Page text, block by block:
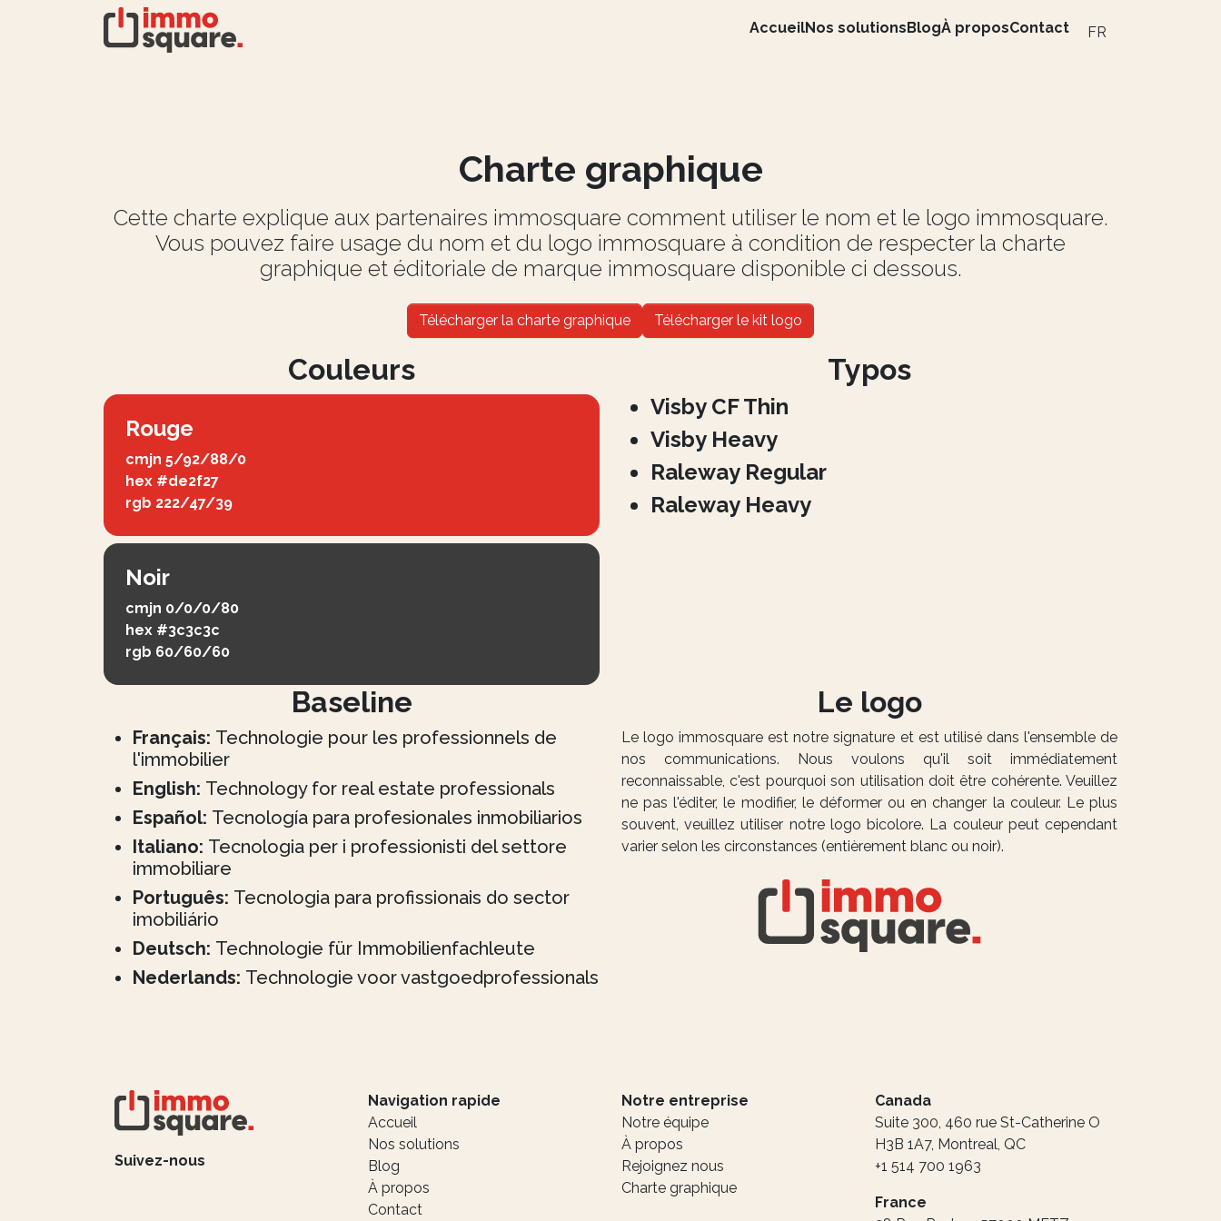
AccueilNos solutionsBlogÀ proposContact FR
Charte graphique
Cette charte explique aux partenaires immosquare comment utiliser le nom et le logo immosquare.
Vous pouvez faire usage du nom et du logo immosquare à condition de respecter la charte
graphique et éditoriale de marque immosquare disponible ci dessous.
Télécharger la charte graphique Télécharger le kit logo
Couleurs
Rouge
cmjn 5/92/88/0
hex #de2f27
rgb 222/47/39
Noir
cmjn 0/0/0/80
hex #3c3c3c
rgb 60/60/60
Typos
Visby CF Thin
Visby Heavy
Raleway Regular
Raleway Heavy
Baseline
Français: Technologie pour les professionnels de
l'immobilier
English: Technology for real estate professionals
Español: Tecnología para profesionales inmobiliarios
Italiano: Tecnologia per i professionisti del settore
immobiliare
Português: Tecnologia para profissionais do sector
imobiliário
Deutsch: Technologie für Immobilienfachleute
Nederlands: Technologie voor vastgoedprofessionals
Le logo
Le logo immosquare est notre signature et est utilisé dans l'ensemble de
nos communications. Nous voulons qu'il soit immédiatement
reconnaissable, c'est pourquoi son utilisation doit être cohérente. Veuillez
ne pas l'éditer, le modifier, le déformer ou en changer la couleur. Le plus
souvent, veuillez utiliser notre logo bicolore. La couleur peut cependant
varier selon les circonstances (entièrement blanc ou noir).
Suivez-nous
Navigation rapide
Accueil
Nos solutions
Blog
À propos
Contact
Notre entreprise
Notre équipe
À propos
Rejoignez nous
Charte graphique
Canada
Suite 300, 460 rue St-Catherine O
H3B 1A7, Montreal, QC
+1 514 700 1963
France